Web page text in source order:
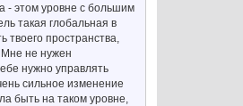
- этом уровне с большим
такая глобальная в
твоего пространства,
Мне не нужен
нужно управлять
сильное изменение
быть на таком уровне,